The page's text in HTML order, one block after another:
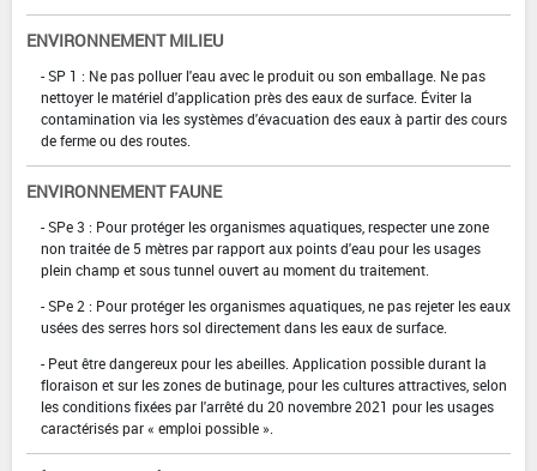
ENVIRONNEMENT MILIEU
- SP 1 : Ne pas polluer l'eau avec le produit ou son emballage. Ne pas
nettoyer le matériel d'application près des eaux de surface. Éviter la
contamination via les systèmes d'évacuation des eaux à partir des cours
de ferme ou des routes.
ENVIRONNEMENT FAUNE
- SPe 3 : Pour protéger les organismes aquatiques, respecter une zone
non traitée de 5 mètres par rapport aux points d'eau pour les usages
plein champ et sous tunnel ouvert au moment du traitement.
- SPe 2 : Pour protéger les organismes aquatiques, ne pas rejeter les eaux
usées des serres hors sol directement dans les eaux de surface.
- Peut être dangereux pour les abeilles. Application possible durant la
floraison et sur les zones de butinage, pour les cultures attractives, selon
les conditions fixées par l'arrêté du 20 novembre 2021 pour les usages
caractérisés par « emploi possible ».